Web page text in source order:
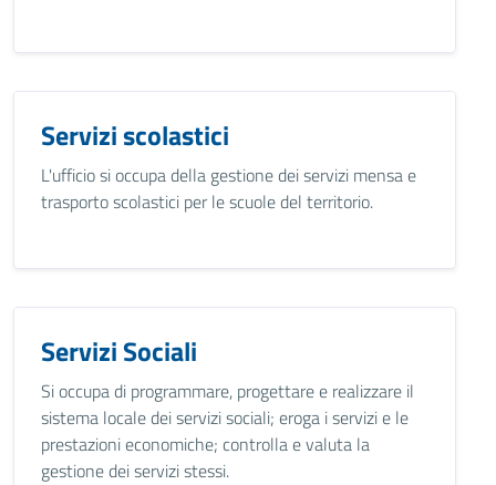
Servizi scolastici
L'ufficio si occupa della gestione dei servizi mensa e
trasporto scolastici per le scuole del territorio.
Servizi Sociali
Si occupa di programmare, progettare e realizzare il
sistema locale dei servizi sociali; eroga i servizi e le
prestazioni economiche; controlla e valuta la
gestione dei servizi stessi.